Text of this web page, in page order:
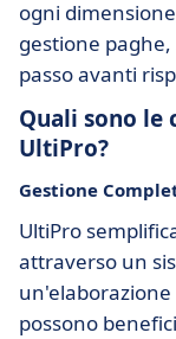
ogni
gestione
passo avanti
Quali sono
UltiPro?
Gestione
UltiPro
attraverso un
possono